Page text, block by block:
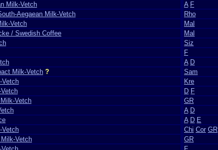
Milk-Vetch A F
Aegaean Milk-Vetch
Rho
Vetch
Mal
/ Swedish Coffee
Mal
Siz
F
A D
Milk-Vetch ?
Sam
Vetch
Kre
D F
Vetch
GR
A D
A D E
Vetch Chi Cor GR
Vetch
GR